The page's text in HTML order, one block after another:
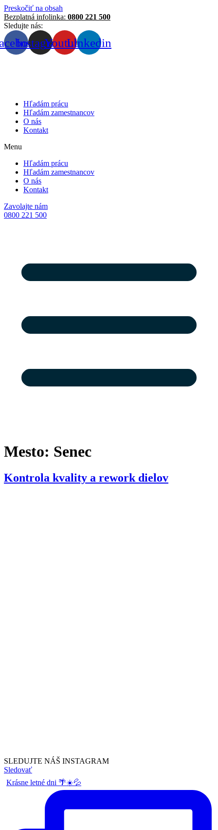
Preskočiť na obsah
Bezplatná infolinka: 0800 221 500
Sledujte nás:
InstagramYoutubeLinkedin
Hľadám prácu
Hľadám zamestnancov
O nás
Kontakt
Menu
Hľadám prácu
Hľadám zamestnancov
O nás
Kontakt
Zavolajte nám
0800 221 500
Mesto: Senec
Kontrola kvality a rework dielov
SLEDUJTE NÁŠ INSTAGRAM
Sledovať
Krásne letné dni 🌴☀️💦